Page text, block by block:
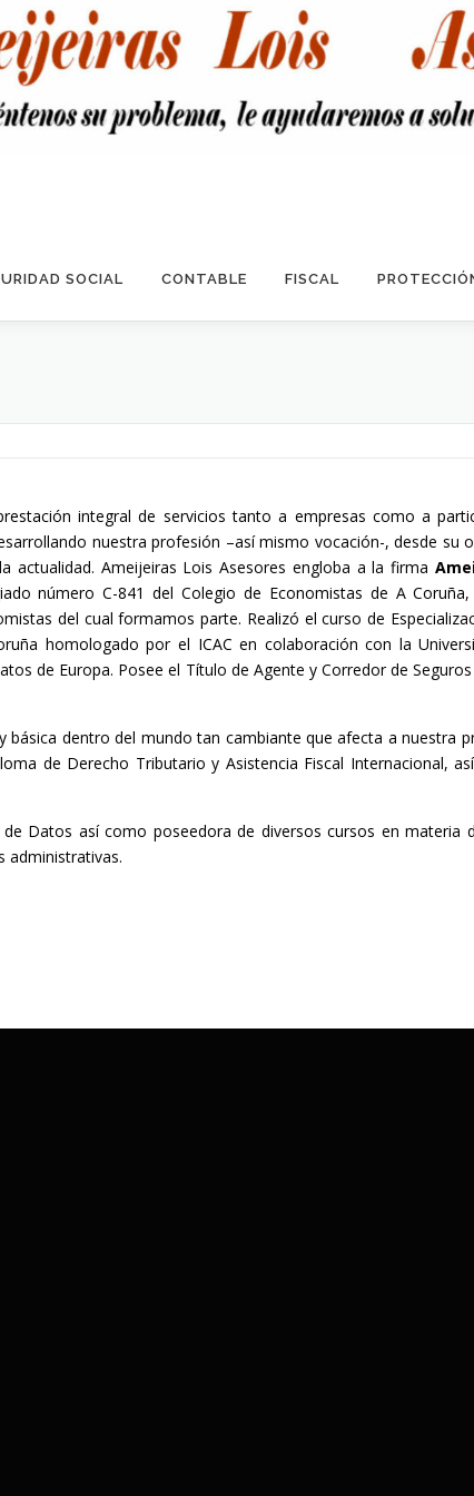
SOCIAL CONTABLE FISCAL
integral de servicios tanto a empresas como a
nuestra profesión –así mismo vocación-, desde su
actualidad. Ameijeiras Lois Asesores engloba a la firma
número C-841 del Colegio de Economistas de A
del cual formamos parte. Realizó el curso de
homologado por el ICAC en colaboración con la
de Europa. Posee el Título de Agente y Corredor de
básica dentro del mundo tan cambiante que afecta a nuestra
de Derecho Tributario y Asistencia Fiscal Internacional,
Datos así como poseedora de diversos cursos en materia
administrativas.